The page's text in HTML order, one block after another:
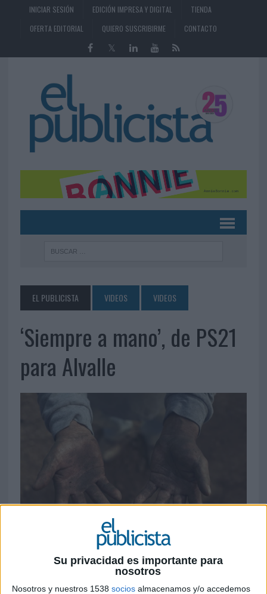
Su privacidad es importante para
nosotros
Nosotros y nuestros 1538 socios almacenamos y/o accedemos
INICIAR SESIÓN EDICIÓN IMPRESA Y DIGITAL
TIENDA
OFERTA EDITORIAL
QUIERO SUSCRIBIRME CONTACTO
EL PUBLICISTA VIDEOS VIDEOS
‘Siempre a mano’, de PS21
para Alvalle
Ficha técnica ‘Siempre a mano’